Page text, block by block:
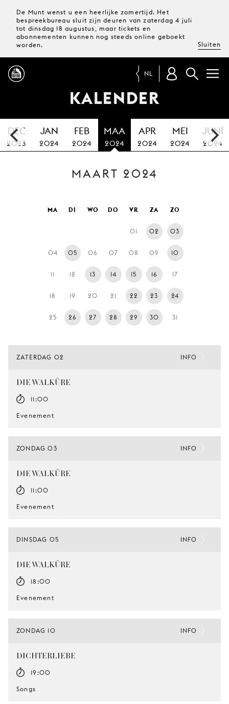
De Munt wenst u een heerlijke zomertijd. Het
bespreekbureau sluit zijn deuren van zaterdag 4 juli
tot dinsdag 18 augustus, maar tickets en
abonnementen kunnen nog steeds online geboekt
worden.
Sluiten
PROGRAMMA
MAGAZINE
TICKETS &
ABONNEMENTEN
BEZOEK
DE
MUNT
STEUN
ONS
NL
KALENDER
DEC
2023
JAN
2024
FEB
2024
MAA
2024
APR
2024
MEI
2024
JUNI
2024
MAART 2024
MA DI WO DO VR ZA ZO
01 02 03
04 05 06 07 08 09 10
11 12 13 14 15 16 17
18 19 20 21 22 23 24
25 26 27 28 29 30 31
ZATERDAG 02
DIE WALKÜRE
11:00
Evenement
INFO
ZONDAG 03
DIE WALKÜRE
11:00
Evenement
INFO
DINSDAG 05
DIE WALKÜRE
18:00
Evenement
INFO
ZONDAG 10
DICHTERLIEBE
19:00
Songs
INFO